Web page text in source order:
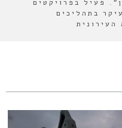
פעיל בפרויקטים
בתהליכים